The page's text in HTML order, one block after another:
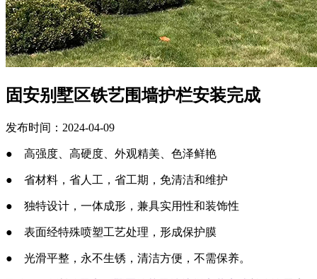
固安别墅区铁艺围墙护栏安装完成
发布时间：2024-04-09
● 高强度、高硬度、外观精美、色泽鲜艳
● 省材料，省人工，省工期，免清洁和维护
● 独特设计，一体成形，兼具实用性和装饰性
● 表面经特殊喷塑工艺处理，形成保护膜
● 光滑平整，永不生锈，清洁方便，不需保养。